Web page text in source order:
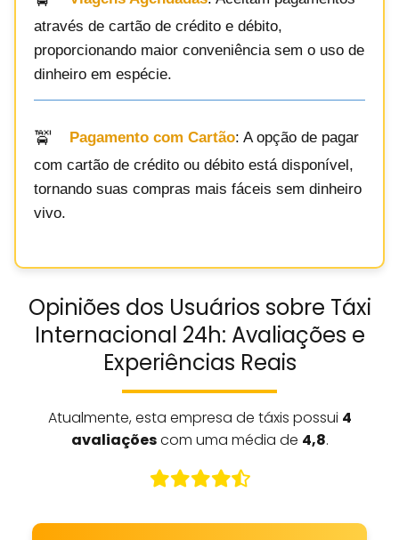
através de cartão de crédito e débito,
proporcionando maior conveniência sem o uso de
dinheiro em espécie.
Pagamento com Cartão: A opção de pagar
com cartão de crédito ou débito está disponível,
tornando suas compras mais fáceis sem dinheiro
vivo.
Opiniões dos Usuários sobre Táxi
Internacional 24h: Avaliações e
Experiências Reais
Atualmente, esta empresa de táxis possui 4
avaliaçõescom uma média de 4,8.